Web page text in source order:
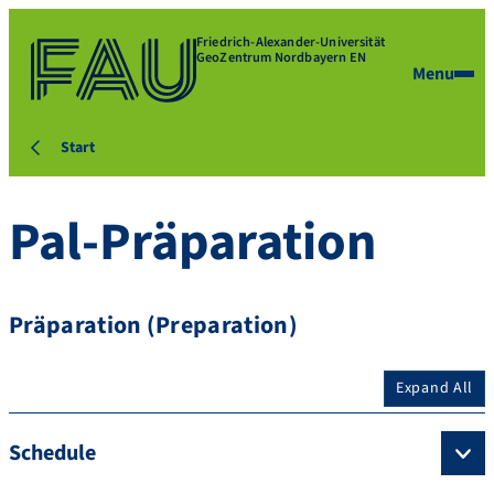
Friedrich-Alexander-Universität
GeoZentrum Nordbayern EN
Menu
Start
Pal-Präparation
Präparation (Preparation)
Expand All
Schedule